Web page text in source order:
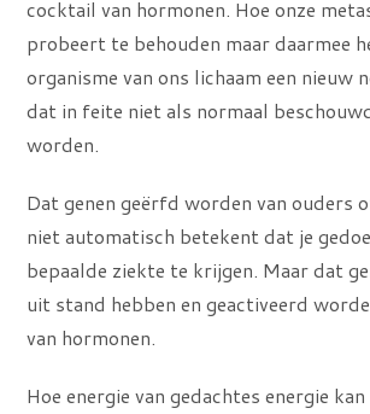
cocktail van hormonen. Hoe onze
probeert te behouden maar daarmee
organisme van ons lichaam een nieuw
dat in feite niet als normaal
worden.
Dat genen geërfd worden van ouders
niet automatisch betekent dat je
bepaalde ziekte te krijgen. Maar dat
uit stand hebben en geactiveerd
van hormonen.
Hoe energie van gedachtes energie